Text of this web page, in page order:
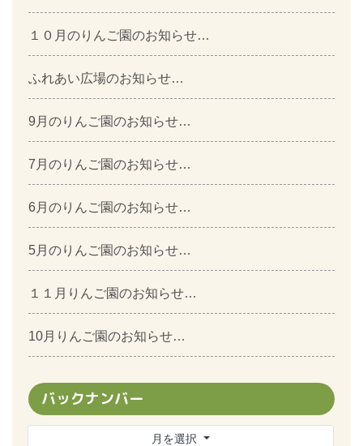
１０月のりんご園のお知らせ…
ふれあい広場のお知らせ…
9月のりんご園のお知らせ…
7月のりんご園のお知らせ…
6月のりんご園のお知らせ…
5月のりんご園のお知らせ…
１１月りんご園のお知らせ…
10月りんご園のお知らせ…
バックナンバー
月を選択